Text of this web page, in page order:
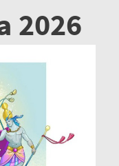
2026